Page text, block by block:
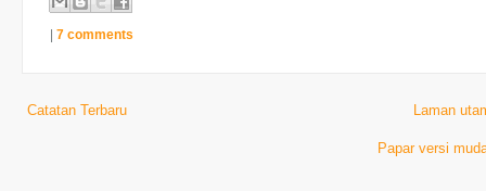
| 7 comments
Catatan Terbaru Laman
Papar versi